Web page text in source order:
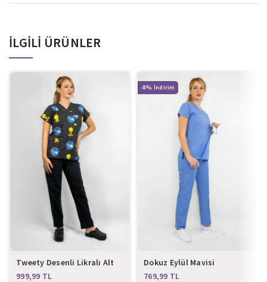
İLGILI ÜRÜNLER
Tweety Desenli Likralı Alt
Üst Takım
TL
-8%
Dokuz Eylül Mavisi
Terikoton Alt Üst Takım
TL